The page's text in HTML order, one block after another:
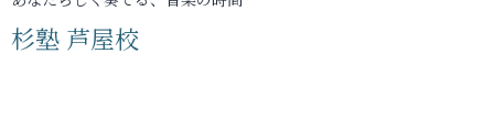
杉塾 芦屋校